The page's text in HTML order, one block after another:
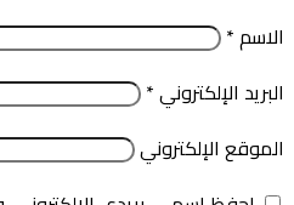
الاسم*
البريد الإلكتروني*
الموقع الإلكتروني